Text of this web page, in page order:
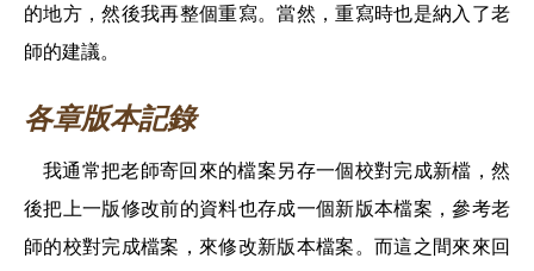
的地方，然後我再整個重寫。當然，重寫時也是納入了老
師的建議。
各章版本記錄
我通常把老師寄回來的檔案另存一個校對完成新檔，然
後把上一版修改前的資料也存成一個新版本檔案，參考老
師的校對完成檔案，來修改新版本檔案。而這之間來來回